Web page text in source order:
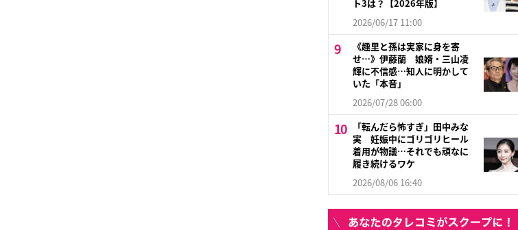
ト3は？【2026年版】
2026/06/17 11:00
《趣里と孫は実家に身を寄
せ…》伊藤蘭 娘婿・三山凌
輝に不信感…知人に明かして
いた「本音」
2026/07/28 06:00
「転んだら怖すぎ」田中みな
実 妊娠中にゴリゴリヒール
着用が物議…それでも頑なに
履き続けるワケ
2026/08/06 16:40